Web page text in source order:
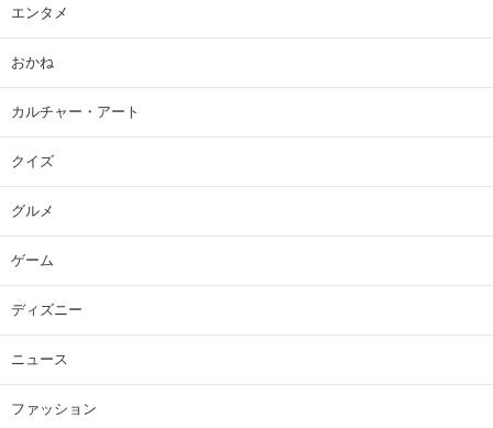
エンタメ
おかね
カルチャー・アート
クイズ
グルメ
ゲーム
ディズニー
ニュース
ファッション